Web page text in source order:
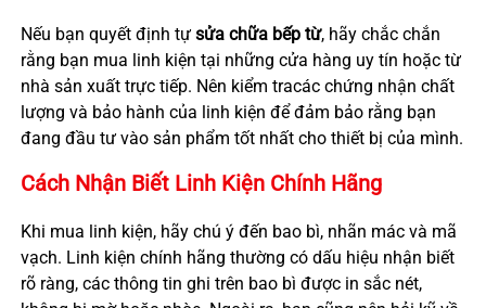
Nếu bạn quyết định tự sửa chữa bếp từ, hãy chắc chắn
rằng bạn mua linh kiện tại những cửa hàng uy tín hoặc từ
nhà sản xuất trực tiếp. Nên kiểm tracác chứng nhận chất
lượng và bảo hành của linh kiện để đảm bảo rằng bạn
đang đầu tư vào sản phẩm tốt nhất cho thiết bị của mình.
Cách Nhận Biết Linh Kiện Chính Hãng
Khi mua linh kiện, hãy chú ý đến bao bì, nhãn mác và mã
vạch. Linh kiện chính hãng thường có dấu hiệu nhận biết
rõ ràng, các thông tin ghi trên bao bì được in sắc nét,